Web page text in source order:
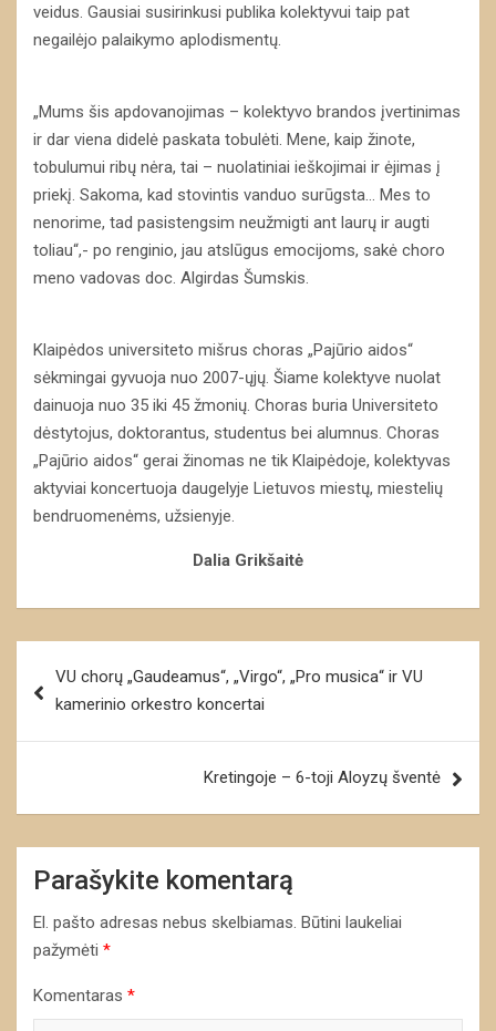
veidus. Gausiai susirinkusi publika kolektyvui taip pat
negailėjo palaikymo aplodismentų.
„Mums šis apdovanojimas – kolektyvo brandos įvertinimas
ir dar viena didelė paskata tobulėti. Mene, kaip žinote,
tobulumui ribų nėra, tai – nuolatiniai ieškojimai ir ėjimas į
priekį. Sakoma, kad stovintis vanduo surūgsta… Mes to
nenorime, tad pasistengsim neužmigti ant laurų ir augti
toliau“,- po renginio, jau atslūgus emocijoms, sakė choro
meno vadovas doc. Algirdas Šumskis.
Klaipėdos universiteto mišrus choras „Pajūrio aidos“
sėkmingai gyvuoja nuo 2007-ųjų. Šiame kolektyve nuolat
dainuoja nuo 35 iki 45 žmonių. Choras buria Universiteto
dėstytojus, doktorantus, studentus bei alumnus. Choras
„Pajūrio aidos“ gerai žinomas ne tik Klaipėdoje, kolektyvas
aktyviai koncertuoja daugelyje Lietuvos miestų, miestelių
bendruomenėms, užsienyje.
Dalia Grikšaitė
tarpVU chorų „Gaudeamus“, „Virgo“, „Pro musica“ ir VU
kamerinio orkestro koncertai
Kretingoje – 6-toji Aloyzų šventė
Parašykite komentarą
El. pašto adresas nebus skelbiamas. Būtini laukeliai
pažymėti *
Komentaras *